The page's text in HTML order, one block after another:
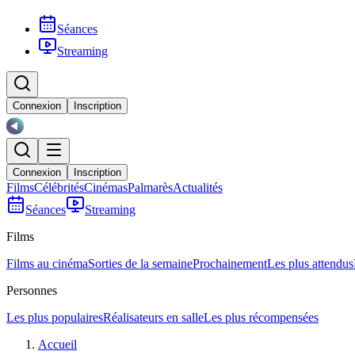
Séances
Streaming
Connexion Inscription
Connexion Inscription
FilmsCélébritésCinémasPalmarèsActualités
Séances
Streaming
Films
Films au cinémaSorties de la semaineProchainementLes plus attendus
Personnes
Les plus populairesRéalisateurs en salleLes plus récompensées
Accueil